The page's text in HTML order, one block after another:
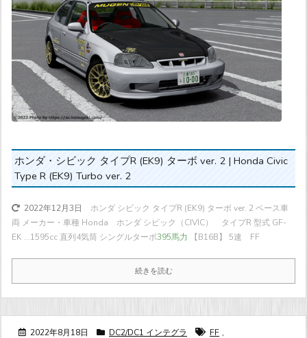
ホンダ・シビック タイプR (EK9) ターボ ver. 2 | Honda Civic
Type R (EK9) Turbo ver. 2
2022年12月3日
ホンダ シビック タイプR (EK9) ターボ ver. 2 ベース車
両 メーカー・車種 Honda ホンダ シビック（CIVIC） タイプR 型式 GF-
EK ...1595cc 直列4気筒 シングルターボ395馬力 【B16B】 5速 FF
続きを読む
2022年8月18日 DC2/DC1 インテグラ FF ,